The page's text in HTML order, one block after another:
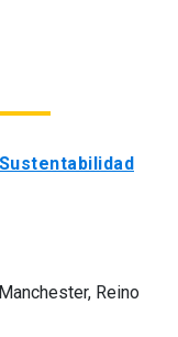
Reino